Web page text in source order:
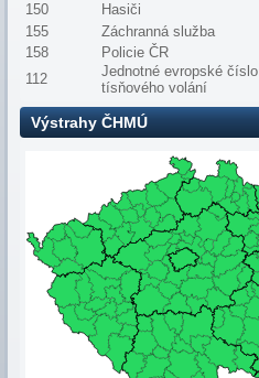
150
Hasiči
155
Záchranná služba
158
Policie ČR
112
Jednotné evropské číslo
tísňového volání
Výstrahy ČHMÚ